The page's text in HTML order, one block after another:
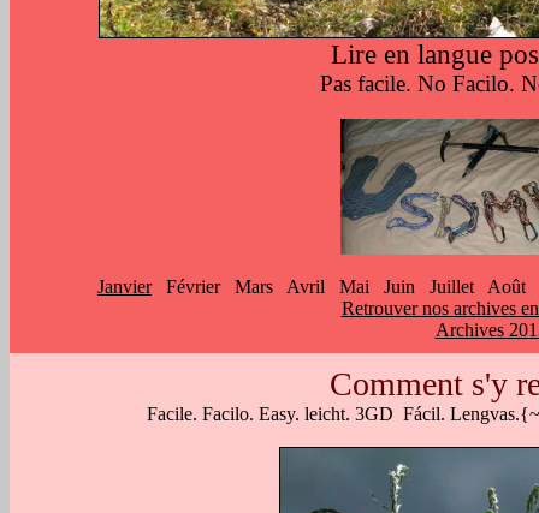
Lire en langue
Pas facile. No Facilo.
JanvierFévrier Mars Avril Mai Juin Juillet Août
Retrouver nos archives
Archives
Comment s'y
Facile. Facilo. Easy. leicht. 3GD Fácil. Lengvas.